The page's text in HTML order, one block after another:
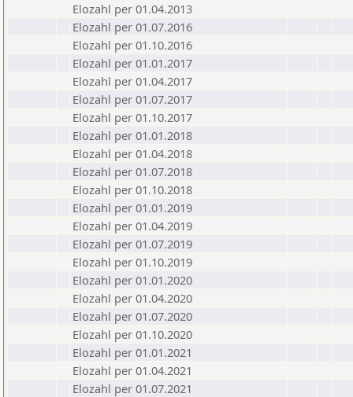
Elozahl per 01.04.2013
Elozahl per 01.07.2016
Elozahl per 01.10.2016
Elozahl per 01.01.2017
Elozahl per 01.04.2017
Elozahl per 01.07.2017
Elozahl per 01.10.2017
Elozahl per 01.01.2018
Elozahl per 01.04.2018
Elozahl per 01.07.2018
Elozahl per 01.10.2018
Elozahl per 01.01.2019
Elozahl per 01.04.2019
Elozahl per 01.07.2019
Elozahl per 01.10.2019
Elozahl per 01.01.2020
Elozahl per 01.04.2020
Elozahl per 01.07.2020
Elozahl per 01.10.2020
Elozahl per 01.01.2021
Elozahl per 01.04.2021
Elozahl per 01.07.2021